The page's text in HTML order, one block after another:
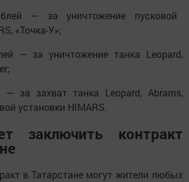
— за уничтожение пусковой
«Точка-У»;
— за уничтожение танка Leopard,
за захват танка Leopard, Abrams,
установки HIMARS.
заключить контракт
в Татарстане могут жители любых